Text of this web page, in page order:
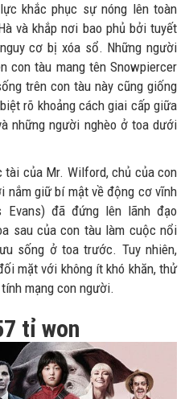
khắc phục sự nóng lên toàn
và khắp nơi bao phủ bởi tuyết
cơ bị xóa sổ. Những người
con tàu mang tên Snowpiercer
trên con tàu này cũng giống
rõ khoảng cách giai cấp giữa
những người nghèo ở toa dưới
của Mr. Wilford, chủ của con
nắm giữ bí mật về động cơ vĩnh
Evans) đã đứng lên lãnh đạo
sau của con tàu làm cuộc nổi
sống ở toa trước. Tuy nhiên,
mặt với không ít khó khăn, thử
mạng con người.
tỉ won